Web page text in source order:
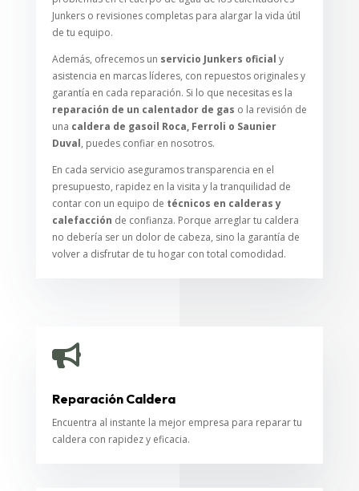
Junkers o revisiones completas para alargar la vida útil
de tu equipo.
Además, ofrecemos un servicio Junkers oficial y
asistencia en marcas líderes, con repuestos originales y
garantía en cada reparación. Si lo que necesitas es la
reparación de un calentador de gas o la revisión de
una caldera de gasoil Roca, Ferroli o Saunier
Duval, puedes confiar en nosotros.
En cada servicio aseguramos transparencia en el
presupuesto, rapidez en la visita y la tranquilidad de
contar con un equipo de técnicos en calderas y
calefacción de confianza. Porque arreglar tu caldera
no debería ser un dolor de cabeza, sino la garantía de
volver a disfrutar de tu hogar con total comodidad.

Reparación Caldera
Encuentra al instante la mejor empresa para reparar tu
caldera con rapidez y eficacia.